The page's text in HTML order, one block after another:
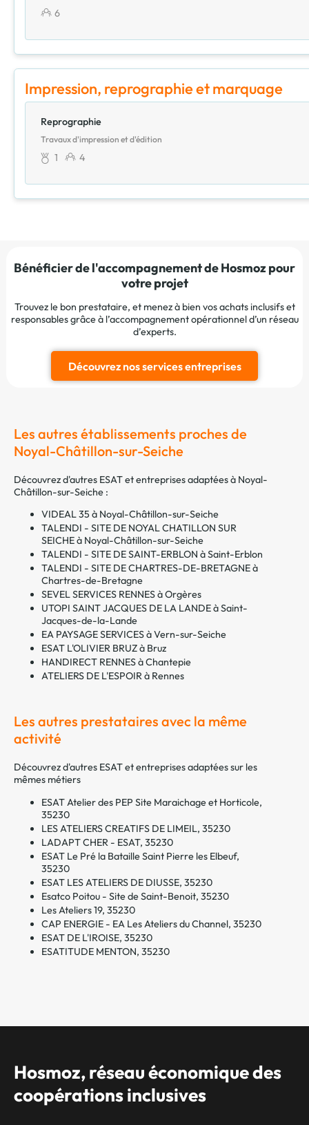
6
Impression, reprographie et marquage
Reprographie
Travaux d'impression et d'édition
1 4
Bénéficier de l'accompagnement de Hosmoz pour
votre projet
Trouvez le bon prestataire, et menez à bien vos achats inclusifs et
responsables grâce à l’accompagnement opérationnel d’un réseau
d’experts.
Découvrez nos services entreprises
Les autres établissements proches de
Noyal-Châtillon-sur-Seiche
Découvrez d'autres ESAT et entreprises adaptées à Noyal-
Châtillon-sur-Seiche :
VIDEAL 35 à Noyal-Châtillon-sur-Seiche
TALENDI - SITE DE NOYAL CHATILLON SUR
SEICHE à Noyal-Châtillon-sur-Seiche
TALENDI - SITE DE SAINT-ERBLON à Saint-Erblon
TALENDI - SITE DE CHARTRES-DE-BRETAGNE à
Chartres-de-Bretagne
SEVEL SERVICES RENNES à Orgères
UTOPI SAINT JACQUES DE LA LANDE à Saint-
Jacques-de-la-Lande
EA PAYSAGE SERVICES à Vern-sur-Seiche
ESAT L'OLIVIER BRUZ à Bruz
HANDIRECT RENNES à Chantepie
ATELIERS DE L'ESPOIR à Rennes
Les autres prestataires avec la même
activité
Découvrez d'autres ESAT et entreprises adaptées sur les
mêmes métiers
ESAT Atelier des PEP Site Maraichage et Horticole,
35230
LES ATELIERS CREATIFS DE LIMEIL, 35230
LADAPT CHER - ESAT, 35230
ESAT Le Pré la Bataille Saint Pierre les Elbeuf,
35230
ESAT LES ATELIERS DE DIUSSE, 35230
Esatco Poitou - Site de Saint-Benoit, 35230
Les Ateliers 19, 35230
CAP ENERGIE - EA Les Ateliers du Channel, 35230
ESAT DE L'IROISE, 35230
ESATITUDE MENTON, 35230
Hosmoz, réseau économique des
coopérations inclusives